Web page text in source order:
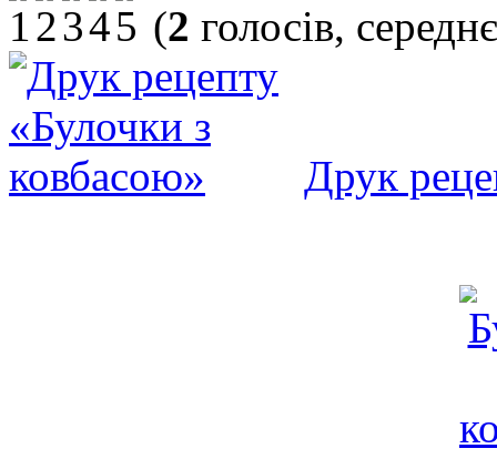
(2 голосів,
Друк